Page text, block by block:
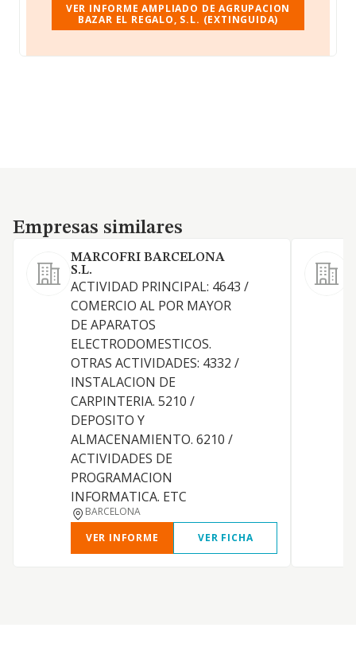
VER INFORME AMPLIADO DE AGRUPACION
BAZAR EL REGALO, S.L. (EXTINGUIDA)
Empresas similares
Empresas similares
MARCOFRI BARCELONA
S.L.
ACTIVIDAD PRINCIPAL: 4643 /
COMERCIO AL POR MAYOR
DE APARATOS
ELECTRODOMESTICOS.
OTRAS ACTIVIDADES: 4332 /
INSTALACION DE
CARPINTERIA. 5210 /
DEPOSITO Y
ALMACENAMIENTO. 6210 /
ACTIVIDADES DE
PROGRAMACION
INFORMATICA. ETC
BARCELONA
VER INFORME
VER FICHA